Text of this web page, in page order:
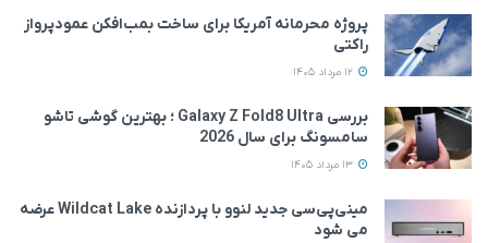
پروژه محرمانه آمریکا برای ساخت بمب‌افکن عمودپرواز
راکتی
بررسی Galaxy Z Fold8 Ultra ؛ بهترین گوشی تاشو
سامسونگ برای سال 2026
مینی‌پی‌سی جدید لنوو با پردازنده Wildcat Lake عرضه
می‌ شود